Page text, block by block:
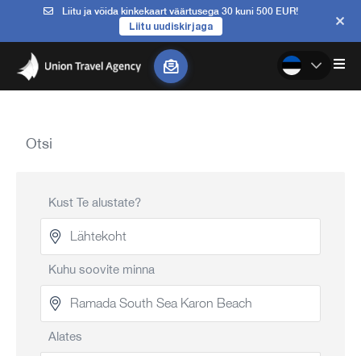
Liitu ja võida kinkekaart väärtusega 30 kuni 500 EUR!
Liitu uudiskirjaga
Otsi
Kust Te alustate?
Kuhu soovite minna
Alates